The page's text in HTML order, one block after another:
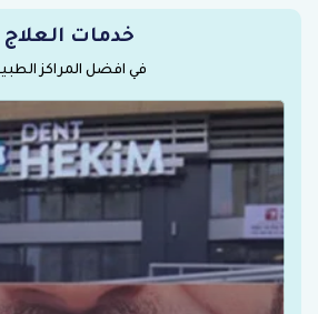
خدمات العلاج
في افضل المراكز